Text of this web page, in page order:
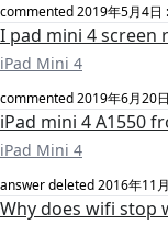
commented2019年5月4日 :
I pad mini 4 screen
iPad Mini 4
commented2019年6月20日
iPad mini 4 A1550
iPad Mini 4
answer deleted2016年11
Why does wifi stop